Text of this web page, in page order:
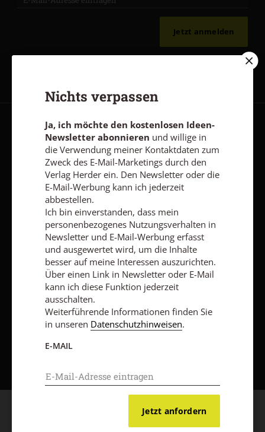
Jetzt anmelden
AGB und Widerrufsbelehrung Datenschutz Barrierefreiheit
Impressum
Vertrag widerrufen Abo online kündigen
Nichts verpassen
Ja, ich möchte den kostenlosen Ideen-
Newsletter abonnieren und willige in
die Verwendung meiner Kontaktdaten zum
Zweck des E-Mail-Marketings durch den
Verlag Herder ein. Den Newsletter oder die
E-Mail-Werbung kann ich jederzeit
abbestellen.
Ich bin einverstanden, dass mein
personenbezogenes Nutzungsverhalten in
Newsletter und E-Mail-Werbung erfasst
und ausgewertet wird, um die Inhalte
besser auf meine Interessen auszurichten.
Über einen Link in Newsletter oder E-Mail
kann ich diese Funktion jederzeit
ausschalten.
Weiterführende Informationen finden Sie
in unseren Datenschutzhinweisen.
E-MAIL
Jetzt anfordern